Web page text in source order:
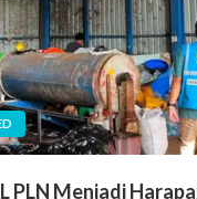
PLN Menjadi